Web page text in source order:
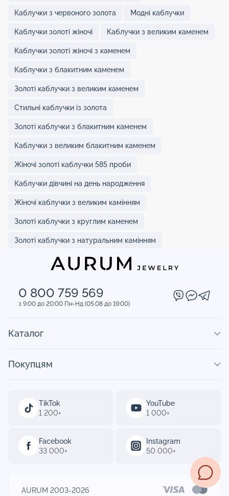
Каблучки з червоного золота Модні каблучки
Каблучки золоті жіночі Каблучки з великим каменем
Каблучки золоті жіночі з каменем
Каблучки з блакитним каменем
Золоті каблучки з великим каменем
Стильні каблучки із золота
Золоті каблучки з блакитним каменем
Каблучки з великим блакитним каменем
Жіночі золоті каблучки 585 проби
Каблучки дівчині на день народження
Жіночі каблучки з великим камінням
Золоті каблучки з круглим каменем
Золоті каблучки з натуральним камінням
0 800 759 569
з 9:00 до 20:00 Пн-Нд (05.08 до 19:00)
TikTok
1 200+
YouTube
1 000+
Facebook
33 000+
Instagram
50 000+
Каталог
Покупцям
AURUM 2003-2026